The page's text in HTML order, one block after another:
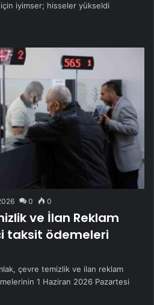
iyimser; hisseler yükseldi
0 0
ve İlan Reklam
taksit ödemeleri
çevre temizlik ve ilan reklam
1 Haziran 2026 Pazartesi